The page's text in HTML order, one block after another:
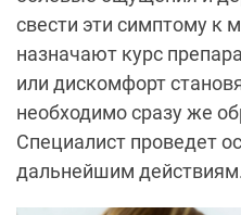
свести эти симптому к
назначают курс
или дискомфорт
необходимо сразу же
Специалист проведет
дальнейшим действиям.